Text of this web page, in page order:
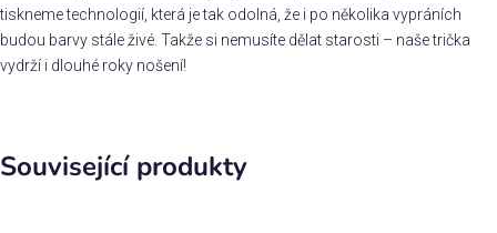
tiskneme technologií, která je tak odolná, že i po několika vypráních
budou barvy stále živé. Takže si nemusíte dělat starosti – naše trička
vydrží i dlouhé roky nošení!
Související produkty